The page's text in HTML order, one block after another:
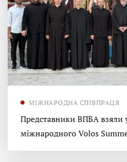
МІЖНАРОДНА СПІВПРАЦЯ
Представники ВПБА взяли
міжнародного Volos